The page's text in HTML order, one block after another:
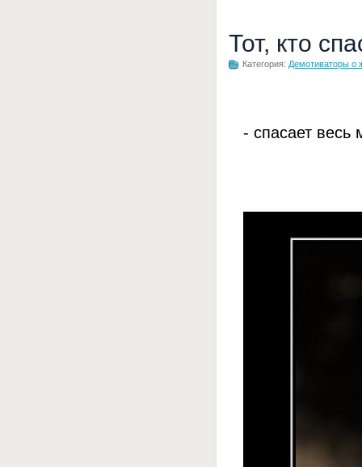
Тот, кто
Категория: Демотиваторы о
- спасает весь